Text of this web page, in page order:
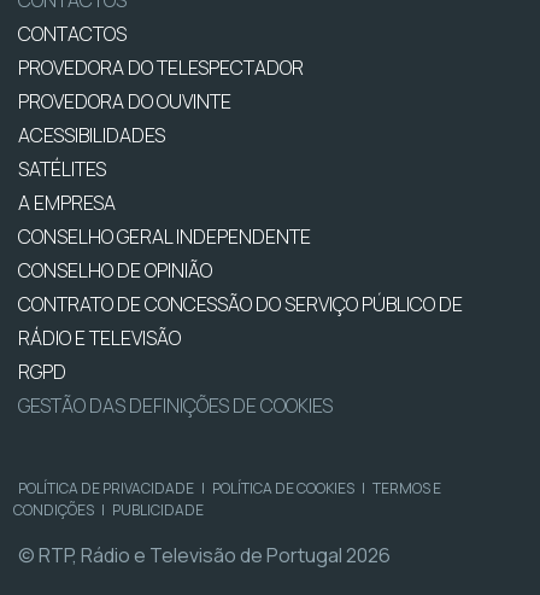
CONTACTOS
PROVEDORA DO TELESPECTADOR
PROVEDORA DO OUVINTE
ACESSIBILIDADES
SATÉLITES
A EMPRESA
CONSELHO GERAL INDEPENDENTE
CONSELHO DE OPINIÃO
CONTRATO DE CONCESSÃO DO SERVIÇO PÚBLICO DE
RÁDIO E TELEVISÃO
RGPD
GESTÃO DAS DEFINIÇÕES DE COOKIES
POLÍTICA DE PRIVACIDADE | POLÍTICA DE COOKIES | TERMOS E
CONDIÇÕES | PUBLICIDADE
© RTP, Rádio e Televisão de Portugal 2026